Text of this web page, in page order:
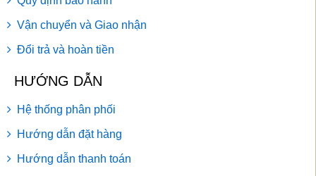
Vận chuyển và Giao nhận
Đổi trả và hoàn tiền
HƯỚNG DẪN
Hệ thống phân phối
Hướng dẫn đặt hàng
Hướng dẫn thanh toán